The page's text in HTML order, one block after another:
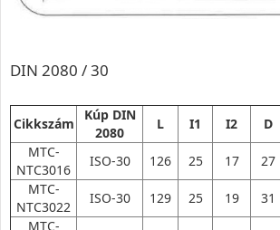
DIN 2080 / 30
Cikkszám
Kúp DIN
2080
L I1 I2 D
MTC-
NTC3016
ISO-30 126 25 17 27
MTC-
NTC3022
ISO-30 129 25 19 31
MTC-